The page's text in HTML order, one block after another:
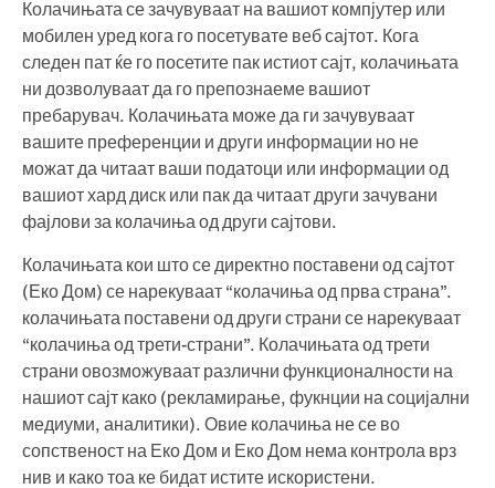
Колачињата се зачувуваат на вашиот компјутер или
мобилен уред кога го посетувате веб сајтот. Кога
следен пат ќе го посетите пак истиот сајт, колачињата
ни дозволуваат да го препознаеме вашиот
пребарувач. Колачињата може да ги зачувуваат
вашите преференции и други информации но не
можат да читаат ваши податоци или информации од
вашиот хард диск или пак да читаат други зачувани
фајлови за колачиња од други сајтови.
Колачињата кои што се директно поставени од сајтот
(Еко Дом) се нарекуваат “колачиња од прва страна”.
колачињата поставени од други страни се нарекуваат
“колачиња од трети-страни”. Колачињата од трети
страни овозможуваат различни функционалности на
нашиот сајт како (рекламирање, фукнции на социјални
медиуми, аналитики). Овие колачиња не се во
сопственост на Еко Дом и Еко Дом нема контрола врз
нив и како тоа ке бидат истите искористени.